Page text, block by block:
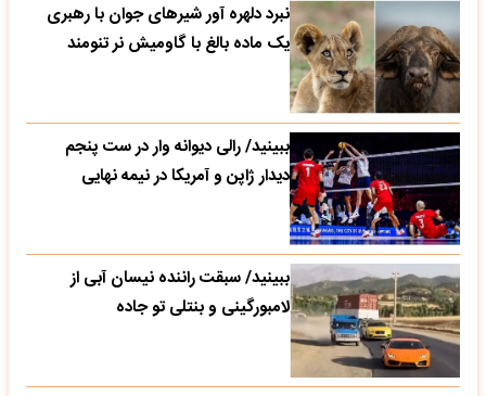
نبرد دلهره آور شیرهای جوان با رهبری
یک ماده بالغ با گاومیش نر تنومند
ببینید/ رالی دیوانه وار در ست پنجم
دیدار ژاپن و آمریکا در نیمه نهایی
ببینید/ سبقت راننده نیسان آبی از
لامبورگینی و بنتلی تو جاده